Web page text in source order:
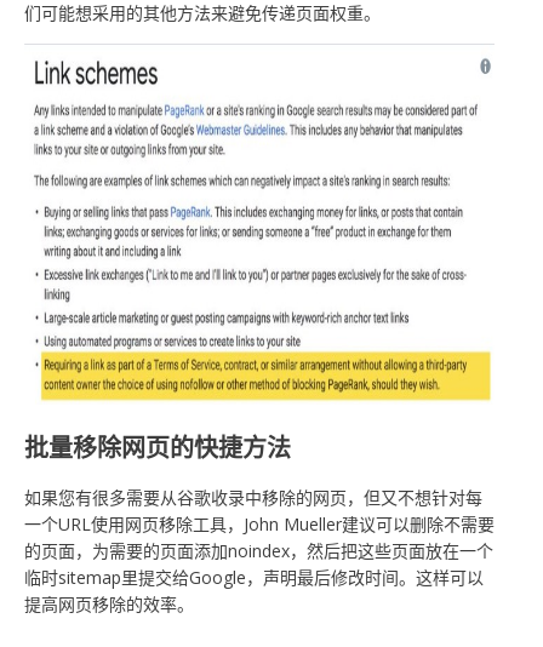
们可能想采用的其他方法来避免传递页面权重。
批量移除网页的快捷方法
如果您有很多需要从谷歌收录中移除的网页，但又不想针对每
一个URL使用网页移除工具，John Mueller建议可以删除不需要
的页面，为需要的页面添加noindex，然后把这些页面放在一个
临时sitemap里提交给Google，声明最后修改时间。这样可以
提高网页移除的效率。